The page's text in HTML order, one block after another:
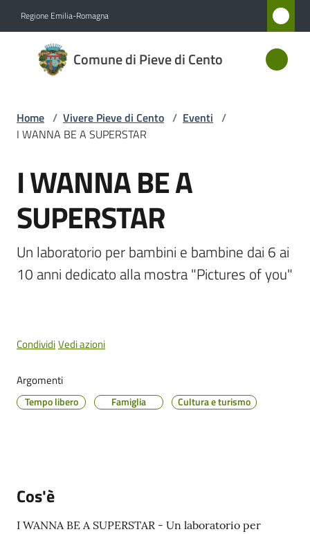
Regione Emilia-Romagna
Comune di Pieve di Cento
Comune
di Pieve
Novità
Servizi
Vivere
Pieve
Amministrazione
argomenti...
Home / Vivere Pieve di Cento / Eventi /
I WANNA BE A SUPERSTAR
Salta al contenuto
I WANNA BE A
SUPERSTAR
Un laboratorio per bambini e bambine dai 6 ai
10 anni dedicato alla mostra "Pictures of you"
CondividiVedi azioni
Argomenti
Tempo libero Famiglia Cultura e turismo
Cos'è
I WANNA BE A SUPERSTAR - Un laboratorio per